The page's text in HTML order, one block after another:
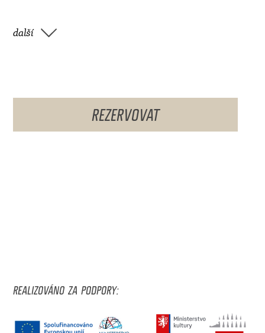
další
REZERVOVAT
REALIZOVÁNO ZA PODPORY: